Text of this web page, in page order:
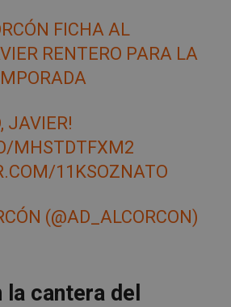
FICHA AL
RENTERO PARA LA
JAVIER!
MHSTDTFXM2
11KSOZNATO
(@AD_ALCORCON)
cantera del